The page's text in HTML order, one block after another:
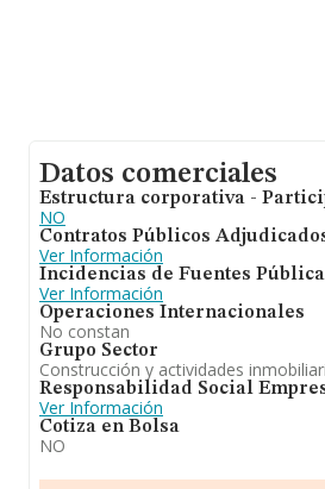
Datos comerciales
Estructura corporativa -
NO
Contratos Públicos
Ver Información
Incidencias de Fuentes
Ver Información
Operaciones Internacionales
No constan
Grupo Sector
Construcción y actividades
Responsabilidad Social
Ver Información
Cotiza en Bolsa
NO